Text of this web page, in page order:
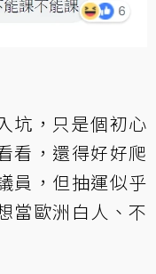
坑，只是個初心
看，還得好好爬
員，但抽運似乎
當歐洲白人、不